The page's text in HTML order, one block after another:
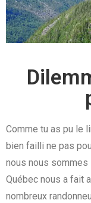
Comme tu as pu le
bien failli ne pas
nous nous
Québec nous a fait
nombreux